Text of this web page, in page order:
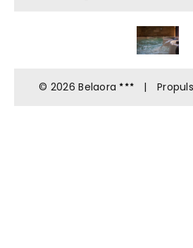
© 2026 Belaora |